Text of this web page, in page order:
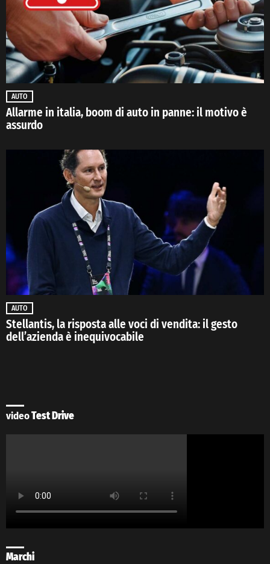
AUTO
Allarme in italia, boom di auto in panne: il motivo è
assurdo
AUTO
Stellantis, la risposta alle voci di vendita: il gesto
dell’azienda è inequivocabile
videoTest Drive
Marchi